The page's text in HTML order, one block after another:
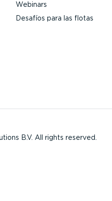
Webinars
Desafíos para las flotas
B.V. All rights reserved.